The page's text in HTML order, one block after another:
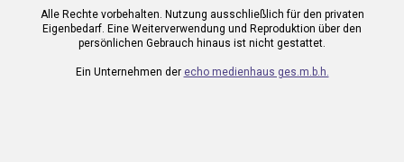
Alle Rechte vorbehalten. Nutzung ausschließlich für den privaten
Eigenbedarf. Eine Weiterverwendung und Reproduktion über den
persönlichen Gebrauch hinaus ist nicht gestattet.
Ein Unternehmen der echo medienhaus ges.m.b.h.